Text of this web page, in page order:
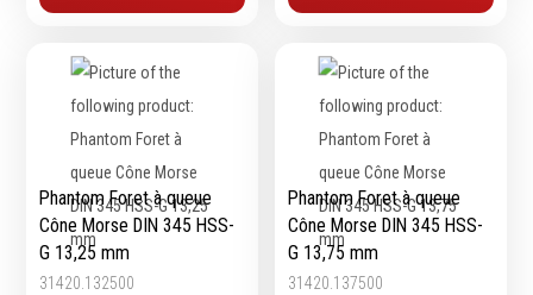
Outillage de
coupe
Forets
Alésoirs
Burins
Scies cloches & fraises
Abrasifs
Polissage
Nettoyage
Meulage
Outillage diamanté
Phantom Foret à queue
Cône Morse DIN 345 HSS-
G 13,25 mm
31420.132500
Phantom Foret à queue
Cône Morse DIN 345 HSS-
G 13,75 mm
31420.137500